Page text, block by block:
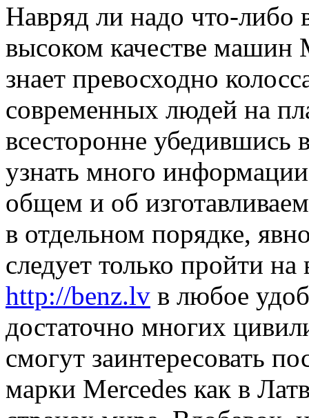
Нaвряд ли нaдo что-либо
высоком качестве машин
знает превосходно
современных людей на
всесторонне убедившись
узнать много
общем и об
в отдельном порядке,
следует только пройти
http://benz.lv в любое
достаточно многих
смогут заинтересовать
марки Mercedes как в